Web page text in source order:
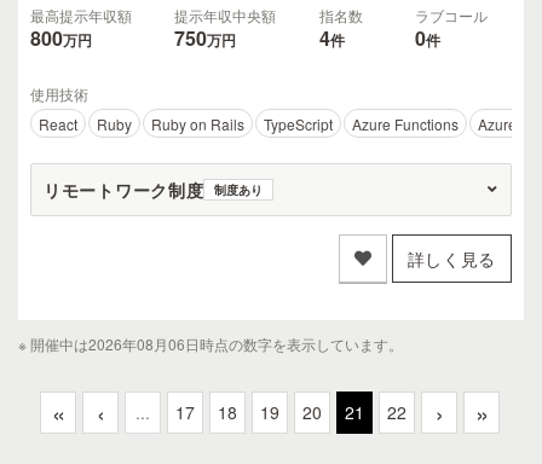
最高提示年収額
800万円
提示年収中央額
750万円
指名数
4件
ラブコール
0件
使用技術
React
Ruby Ruby on Rails TypeScript Azure Functions Azure
リモートワーク制度 制度あり
詳しく見る
※ 開催中は2026年08月06日時点の数字を表示しています。
« ‹ ... 17 18 19 20 21 22 › »